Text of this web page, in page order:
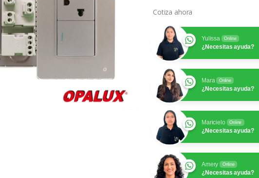
Cotiza ahora
Yulissa Online
¿Necesitas ayuda?
Mara Online
¿Necesitas ayuda?
Maricielo Online
¿Necesitas ayuda?
Amery Online
¿Necesitas ayuda?